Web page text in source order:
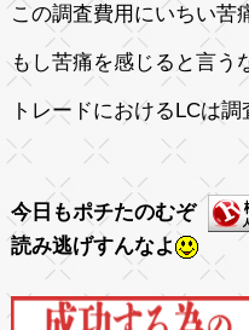
この調査費用にいちい
もし苦痛を感じると言う
トレードにおけるLC
今日もポチたのむぞ
読み逃げすんなよ